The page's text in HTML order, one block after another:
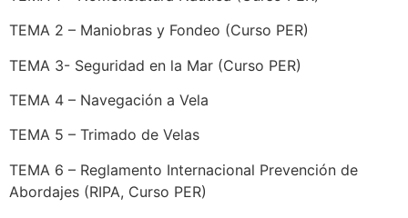
TEMA 2 – Maniobras y Fondeo (Curso PER)
TEMA 3- Seguridad en la Mar (Curso PER)
TEMA 4 – Navegación a Vela
TEMA 5 – Trimado de Velas
TEMA 6 – Reglamento Internacional Prevención de
Abordajes (RIPA, Curso PER)